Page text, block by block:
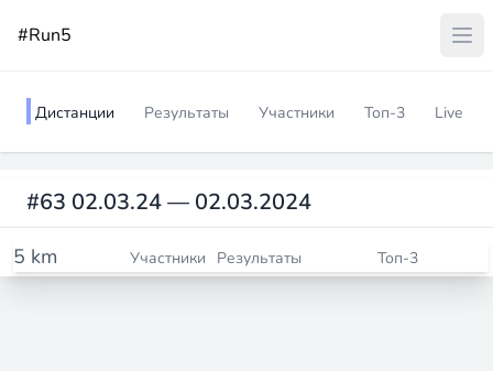
#Run5
Дистанции Результаты Участники Топ-3 Live
#63 02.03.24 — 02.03.2024
5 km Участники Результаты Топ-3